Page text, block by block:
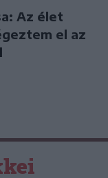
Az élet
el az